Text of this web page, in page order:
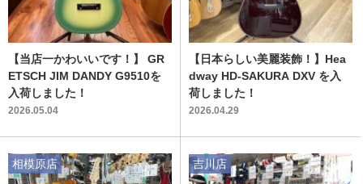
【当店一かわいいです！】 GR
ETSCH JIM DANDY G9510を
入荷しました！
2026.05.04
【日本らしい美麗装飾！】Hea
dway HD-SAKURA DXV を入
荷しました！
2026.04.29
相模原店 吉川店